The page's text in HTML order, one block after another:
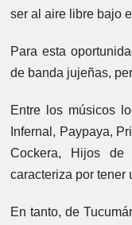
ser al aire libre bajo
Para esta
de banda jujeñas,
Entre los músicos
Infernal, Paypaya,
Cockera, Hijos
caracteriza por tener
En tanto, de